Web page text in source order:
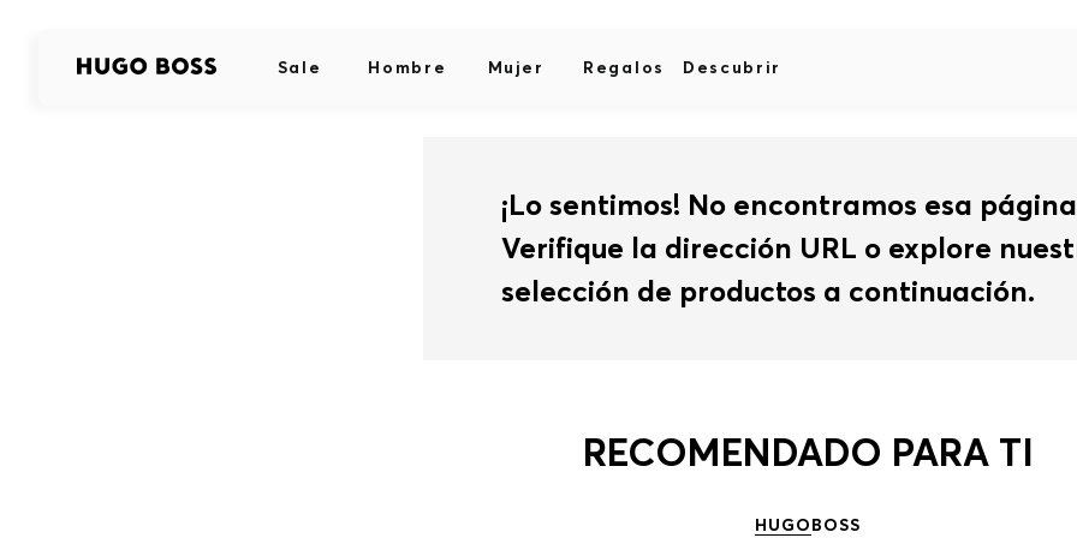
Sale Hombre Mujer Regalos Descubrir
¡Lo sentimos! No encontramos esa
Verifique la dirección URL o explore
selección de productos a continuación.
RECOMENDADO PARA TI
HUGOBOSS